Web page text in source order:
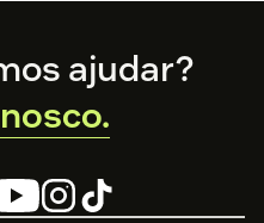
ajudar?